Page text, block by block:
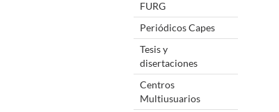
FURG
Periódicos Capes
Tesis y
disertaciones
Centros
Multiusuarios